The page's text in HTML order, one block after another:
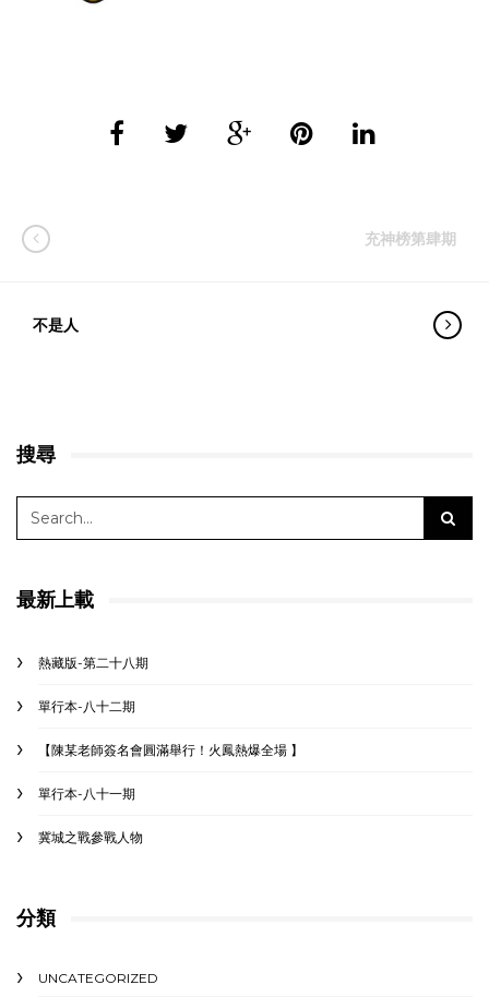
充神榜第肆期
不是人
搜尋
最新上載
熱藏版-第二十八期
單行本-八十二期
【陳某老師簽名會圓滿舉行！火鳳熱爆全場 】
單行本-八十一期
冀城之戰參戰人物
分類
UNCATEGORIZED